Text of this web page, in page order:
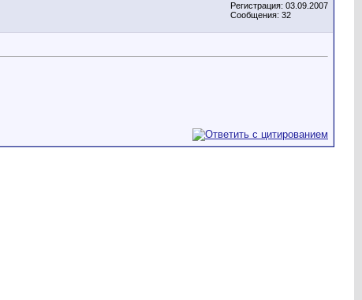
Регистрация: 03.09.2007
Сообщения: 32